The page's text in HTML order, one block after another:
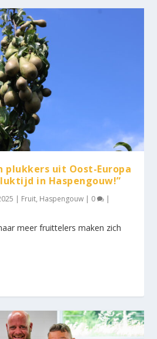
plukkers uit Oost-Europa
in Haspengouw!”
| Fruit, Haspengouw | 0 |
meer fruittelers maken zich